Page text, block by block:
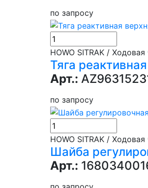
по запросу
HOWO SITRAK / Ходовая
Тяга
Арт.:
по запросу
HOWO SITRAK / Ходовая
Шайба
Арт.: